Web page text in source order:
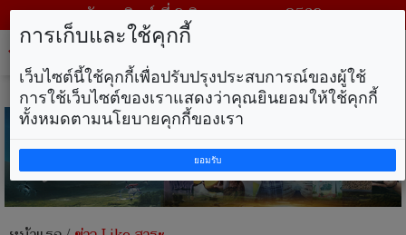
วันอาทิตย์ ที่ 9 สิงหาคม พ.ศ. 2569
การเก็บและใช้คุกกี้
เว็บไซต์นี้ใช้คุกกี้เพื่อปรับปรุงประสบการณ์ของผู้ใช้
การใช้เว็บไซต์ของเราแสดงว่าคุณยินยอมให้ใช้คุกกี้
ทั้งหมดตามนโยบายคุกกี้ของเรา
ยอมรับ